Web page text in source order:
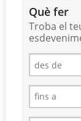
Què fer
Troba el